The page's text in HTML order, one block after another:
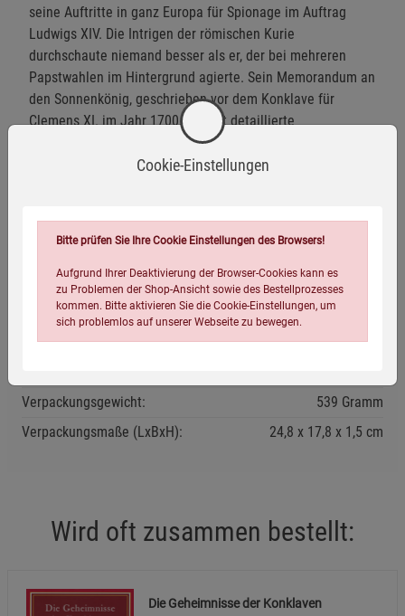
seine Auftritte in ganz Europa für Spionage im Auftrag
Ludwigs XIV. Die Intrigen der römischen Kurie
durchschaute niemand besser als er, der bei mehreren
Papstwahlen im Hintergrund agierte. Sein Memorandum an
den Sonnenkönig, geschrieben vor dem Konklave für
Clemens XI. im Jahr 1700, enthält detaillierte
Schilderungen der Machtverhältnisse am päpstlichen Hof.
Eigenschaften
Verlag / Herausgeber:
Klett-Cotta
ISBN-13:
9783608938524
Verpackungsgewicht:
539 Gramm
Verpackungsmaße (LxBxH):
24,8 17,8 1,5 cm
Wird oft zusammen bestellt:
Die Geheimnisse der Konklaven
Cookie-Einstellungen
Bitte prüfen Sie Ihre Cookie Einstellungen des Browsers!
Aufgrund Ihrer Deaktivierung der Browser-Cookies kann es
zu Problemen der Shop-Ansicht sowie des Bestellprozesses
kommen. Bitte aktivieren Sie die Cookie-Einstellungen, um
sich problemlos auf unserer Webseite zu bewegen.
Zurück Einstellungen speichern für die Gruppe
Einwilligung nicht erteilen
Notwendige Cookies (5)